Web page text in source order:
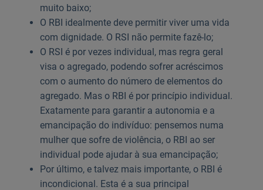
muito baixo;
O RBI idealmente deve permitir viver uma vida
com dignidade. O RSI não permite fazê-lo;
O RSI é por vezes individual, mas regra geral
visa o agregado, podendo sofrer acréscimos
com o aumento do número de elementos do
agregado. Mas o RBI é por princípio individual.
Exatamente para garantir a autonomia e a
emancipação do indivíduo: pensemos numa
mulher que sofre de violência, o RBI ao ser
individual pode ajudar à sua emancipação;
Por último, e talvez mais importante, o RBI é
incondicional. Esta é a sua principal